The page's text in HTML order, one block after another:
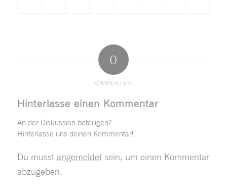
0
KOMMENTARE
Hinterlasse einen Kommentar
An der Diskussion beteiligen?
Hinterlasse uns deinen Kommentar!
Du musst angemeldetsein, um einen Kommentar
abzugeben.